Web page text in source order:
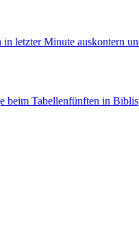
in letzter Minute auskontern
beim Tabellenfünften in Biblis